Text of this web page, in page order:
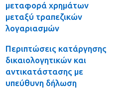
μεταφορά χρημάτων
μεταξύ τραπεζικών
λογαριασμών
Περιπτώσεις κατάργησης
δικαιολογητικών και
αντικατάστασης με
υπεύθυνη δήλωση